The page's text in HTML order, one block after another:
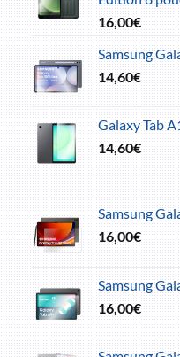
16,00€
Samsung
14,60€
Galaxy Tab
14,60€
Samsung
16,00€
Samsung
16,00€